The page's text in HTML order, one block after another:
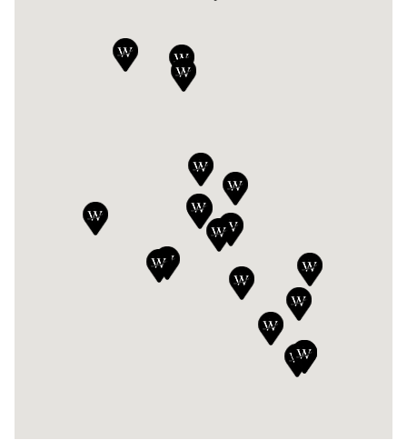
DE WILLERMIN AUBENAS
5 Rue de la Garenche, 07200, Aubenas
Voir la concession
DE WILLERMIN AVIGNON
162A Avenue Pierre Semard, 84000, Avignon